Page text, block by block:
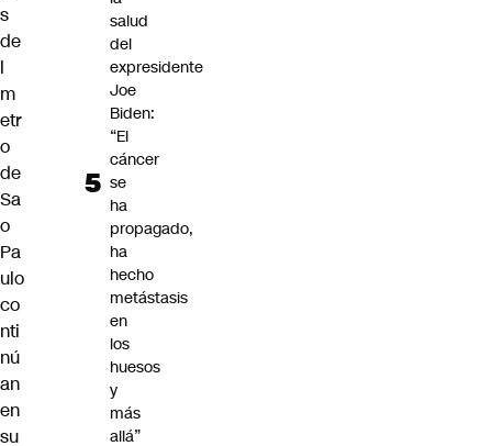
s
de
l
m
etr
o
de
Sa
o
Pa
ulo
co
nti
nú
an
en
su
salud
del
expresidente
Joe
Biden:
“El
cáncer
se
ha
propagado,
ha
hecho
metástasis
en
los
huesos
y
más
allá”